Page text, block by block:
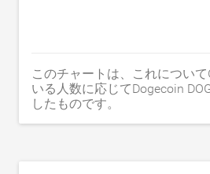
このチャートは、これについ
いる人数に応じてDogecoin
したものです。